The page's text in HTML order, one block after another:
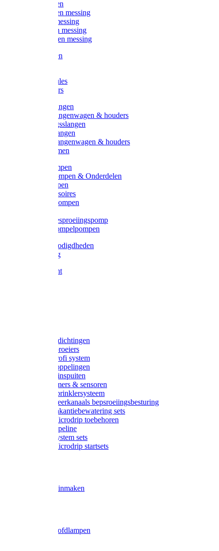
Kogelkranen
Koppelingen messing
Sproeiers messing
Tuinspuiten messing
Slangstukken messing
Handspuiten
Kunststoftules
Regenmeters
Overige slangen
Overige slangenwagen & houders
Beregeningsslangen
Gardena slangen
Gardena slangenwagen & houders
Slangklemmen
Leader pompen
Zwengelpompen & Onderdelen
Ebara pompen
Pompaccessoires
Excellent pompen
Gardena besproeiingspomp
Gardena dompelpompen
Tyleen benodigdheden
Tyleenslang
Lange bocht
Gardena afdichtingen
Gardena sproeiers
Gardena Profi system
Gardena koppelingen
Gardena tuinspuiten
Gardena timers & sensoren
Gardena Sprinklersysteem
Gardena meerkanaals bepsroeiingsbesturing
Gardena vakantiebewatering sets
Gardena Microdrip toebehoren
Gardena Pipeline
Gardena System sets
Gardena Microdrip startsets
Wecken & inmaken
Zak- & Hoofdlampen